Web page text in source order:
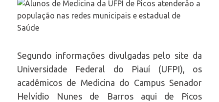
Segundo informações divulgadas pelo site da
Universidade Federal do Piauí (UFPI), os
acadêmicos de Medicina do Campus Senador
Helvídio Nunes de Barros aqui de Picos